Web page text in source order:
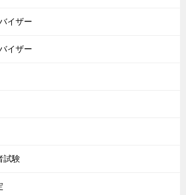
イザー
イザー
試験